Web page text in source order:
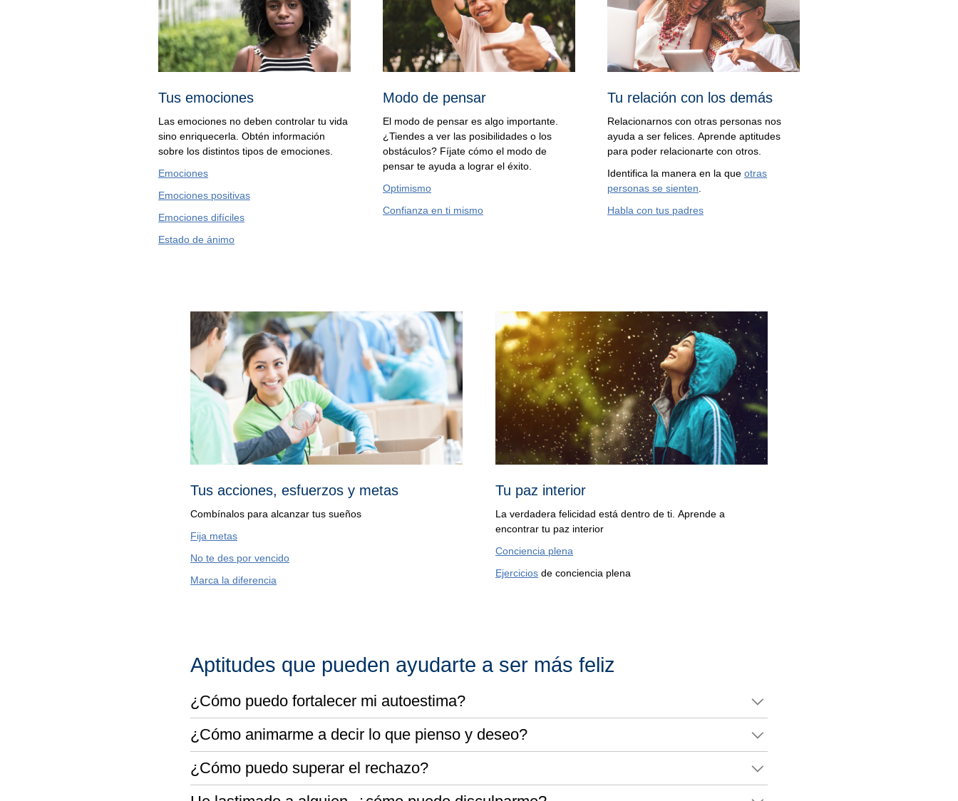
Tus emociones
Las emociones no deben controlar tu vida
sino enriquecerla. Obtén información
sobre los distintos tipos de emociones.
Emociones
Emociones positivas
Emociones difíciles
Estado de ánimo
Modo de pensar
El modo de pensar es algo importante.
¿Tiendes a ver las posibilidades o los
obstáculos? Fíjate cómo el modo de
pensar te ayuda a lograr el éxito.
Optimismo
Confianza en ti mismo
Tu relación con los demás
Relacionarnos con otras personas nos
ayuda a ser felices. Aprende aptitudes
para poder relacionarte con otros.
Identifica la manera en la que otras
personas se sienten
Habla con tus padres
Tus acciones, esfuerzos y metas
Combínalos para alcanzar tus sueños
Fija metas
No te des por vencido
Marca la diferencia
Tu paz interior
La verdadera felicidad está dentro de ti. Aprende a
encontrar tu paz interior
Conciencia plena
Ejercicios de conciencia plena
Aptitudes que pueden ayudarte a ser más feliz
¿Cómo puedo fortalecer mi autoestima?
¿Cómo animarme a decir lo que pienso y deseo?
¿Cómo puedo superar el rechazo?